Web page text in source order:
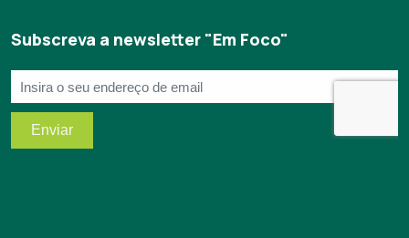
Subscreva a newsletter "Em Foco"